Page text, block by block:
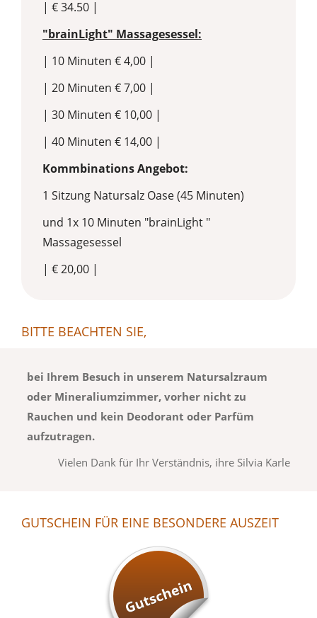
| € 34.50 |
"brainLight" Massagesessel:
| 10 Minuten € 4,00 |
| 20 Minuten € 7,00 |
| 30 Minuten € 10,00 |
| 40 Minuten € 14,00 |
Kommbinations Angebot:
1 Sitzung Natursalz Oase (45 Minuten)
und 1x 10 Minuten "brainLight "
Massagesessel
| € 20,00 |
BITTE BEACHTEN SIE,
bei Ihrem Besuch in unserem Natursalzraum
oder Mineraliumzimmer, vorher nicht zu
Rauchen und kein Deodorant oder Parfüm
aufzutragen.
Vielen Dank für Ihr Verständnis, ihre Silvia Karle
GUTSCHEIN FÜR EINE BESONDERE AUSZEIT